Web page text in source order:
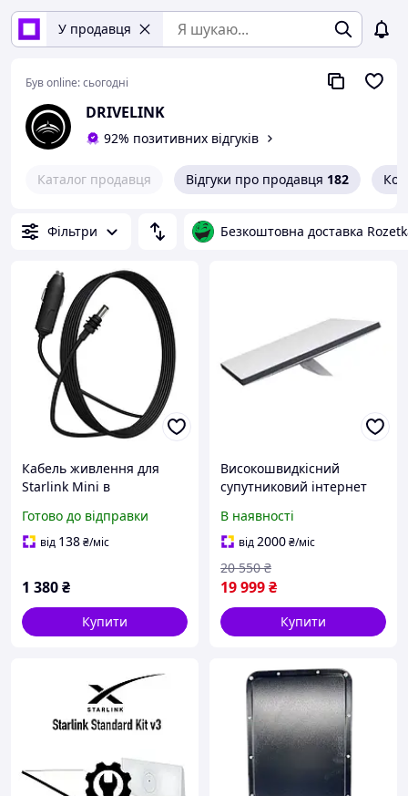
У продавця
Був online:сьогодні
DRIVELINK
92% позитивних відгуків
Каталог продавця Відгуки про продавця 182
Фільтри Безкоштовна доставка
Кабель живлення для
Starlink Mini в
прикурювач до DC 5м
Готово до відправки
від 138₴/міс
1 380₴
Купити
Високошвидкісний
супутниковий інтернет
SpaceX
В наявності
від2000₴/міс
19 999₴
20 550 ₴
Купити